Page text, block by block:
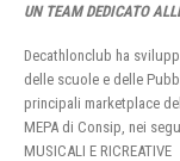
UN TEAM DEDICATO
Decathlonclub ha
delle scuole e delle
principali marketplace
MEPA di Consip, nei
MUSICALI E RICREATIVE